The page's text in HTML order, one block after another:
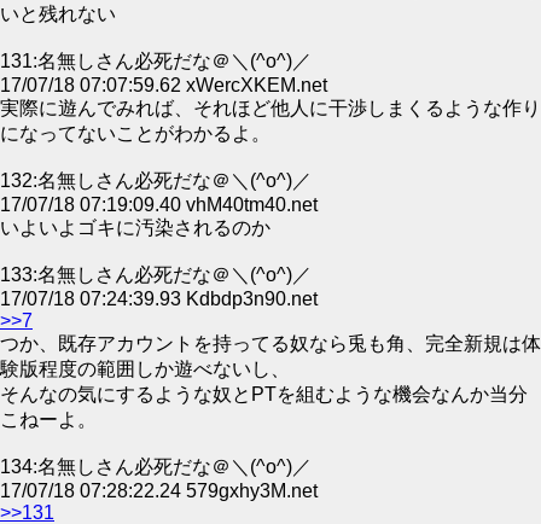
いと残れない
131:名無しさん必死だな＠＼(^o^)／
17/07/18 07:07:59.62 xWercXKEM.net
実際に遊んでみれば、それほど他人に干渉しまくるような作り
になってないことがわかるよ。
132:名無しさん必死だな＠＼(^o^)／
17/07/18 07:19:09.40 vhM40tm40.net
いよいよゴキに汚染されるのか
133:名無しさん必死だな＠＼(^o^)／
17/07/18 07:24:39.93 Kdbdp3n90.net
>>7
つか、既存アカウントを持ってる奴なら兎も角、完全新規は体
験版程度の範囲しか遊べないし、
そんなの気にするような奴とPTを組むような機会なんか当分
こねーよ。
134:名無しさん必死だな＠＼(^o^)／
17/07/18 07:28:22.24 579gxhy3M.net
>>131